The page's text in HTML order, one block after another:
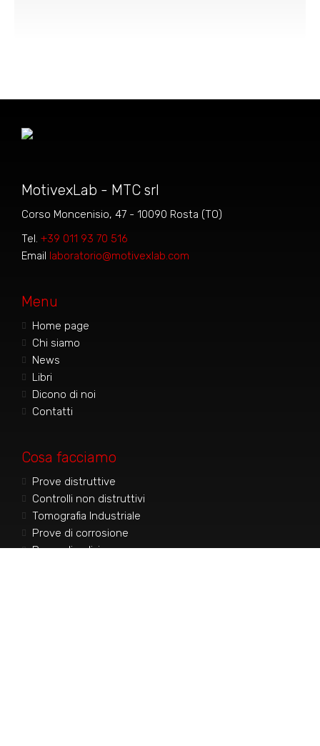
MotivexLab - MTC srl
Corso Moncenisio, 47 - 10090 Rosta (TO)
Tel. +39 011 93 70 516
Email laboratorio@motivexlab.com
Menu
Home page
Chi siamo
News
Libri
Dicono di noi
Contatti
Cosa facciamo
Prove distruttive
Controlli non distruttivi
Tomografia Industriale
Prove di corrosione
Prove di pulizia